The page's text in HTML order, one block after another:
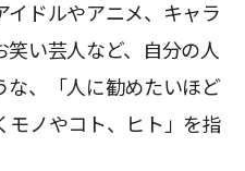
イドルやアニメ、キャラ
い芸人など、自分の人
な、「人に勧めたいほど
モノやコト、ヒト」を指